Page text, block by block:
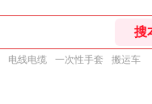
电线电缆 一次性手套 搬运车